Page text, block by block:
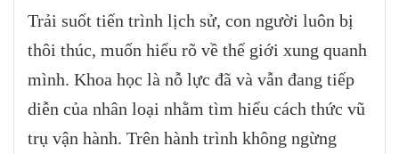
Trải suốt tiến trình lịch sử, con người luôn bị
thôi thúc, muốn hiểu rõ về thế giới xung quanh
mình. Khoa học là nỗ lực đã và vẫn đang tiếp
diễn của nhân loại nhằm tìm hiểu cách thức vũ
trụ vận hành. Trên hành trình không ngừng